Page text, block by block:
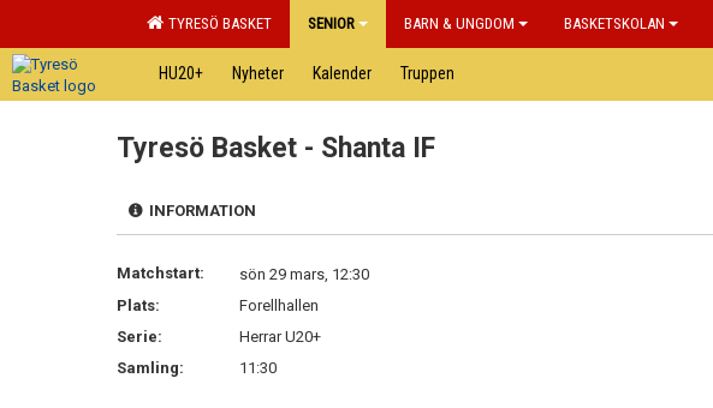
TYRESÖ BASKET SENIOR BARN & UNGDOM BASKETSKOLAN
HU20+ Nyheter Kalender Truppen
Tyresö Basket - Shanta IF
INFORMATION
Matchstart:
sön 29 mars, 12:30
Plats:
Forellhallen
Serie:
Herrar U20+
Samling:
11:30